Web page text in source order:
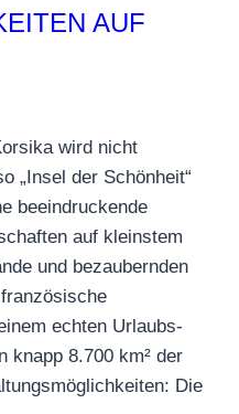
AUF
wird nicht
„Insel der Schönheit“
beeindruckende
auf kleinstem
und bezaubernden
echten Urlaubs-
knapp 8.700 km² der
Die